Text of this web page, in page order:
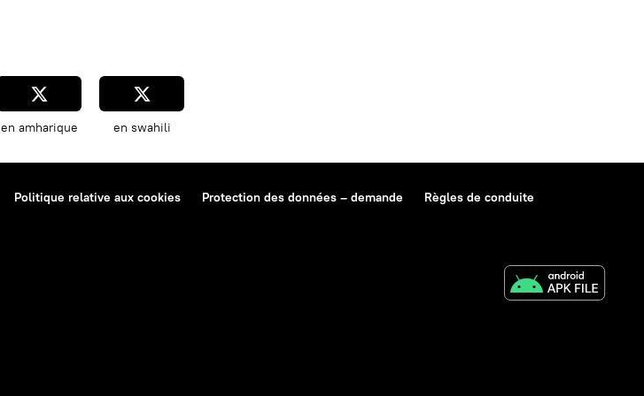
en amharique en swahili
Politique relative aux cookies Protection des données – demande
Règles de conduite